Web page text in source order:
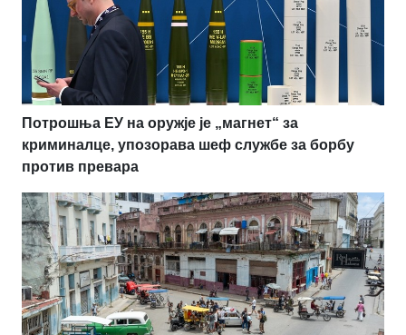
Потрошња ЕУ на оружје је „магнет“ за
криминалце, упозорава шеф службе за борбу
против превара